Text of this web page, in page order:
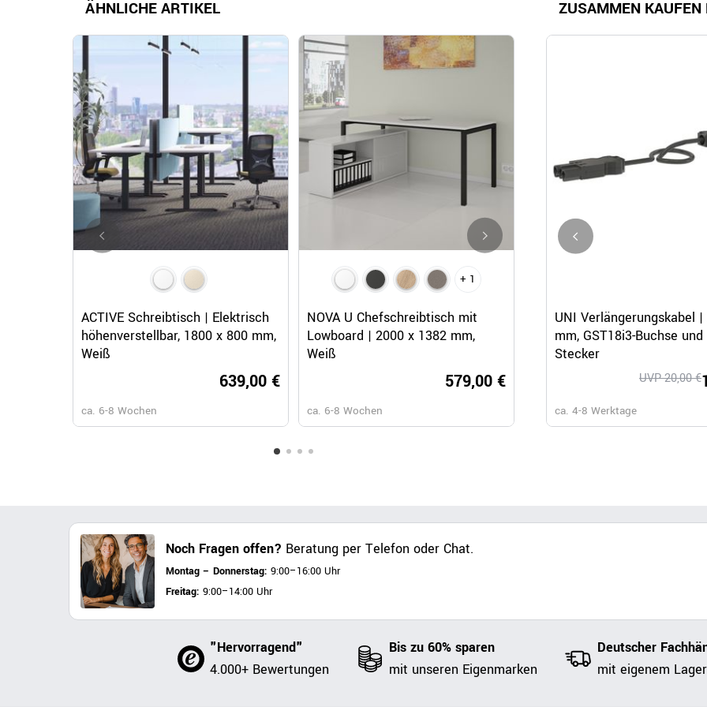
ÄHNLICHE ARTIKEL
ACTIVE Schreibtisch | Elektrisch
höhenverstellbar, 1800 x 800 mm,
Weiß
639,00 €
ca. 6-8 Wochen
+ 1
NOVA U Chefschreibtisch mit
Lowboard | 2000 x 1382 mm,
Weiß
579,00 €
ca. 6-8 Wochen
EASY 2-Motoren-Schreibtisch
1200 - 1800 mm, elektrisch
höhenverstellbar, Weiß
UVP 609,00 €
ca. 4-8 Werktage
ZUSAMMEN
UNI Verlängerungskabel |
mm, GST18i3-Buchse und
Stecker
UVP 20,00 €
ca. 4-8 Werktage
Noch Fragen offen? Beratung per Telefon oder Chat.
Montag – Donnerstag: 9:00–16:00 Uhr
Freitag: 9:00–14:00 Uhr
"Hervorragend"
4.000+ Bewertungen
Bis zu 60% sparen
mit unseren Eigenmarken
Deutscher
mit eigenem Lager